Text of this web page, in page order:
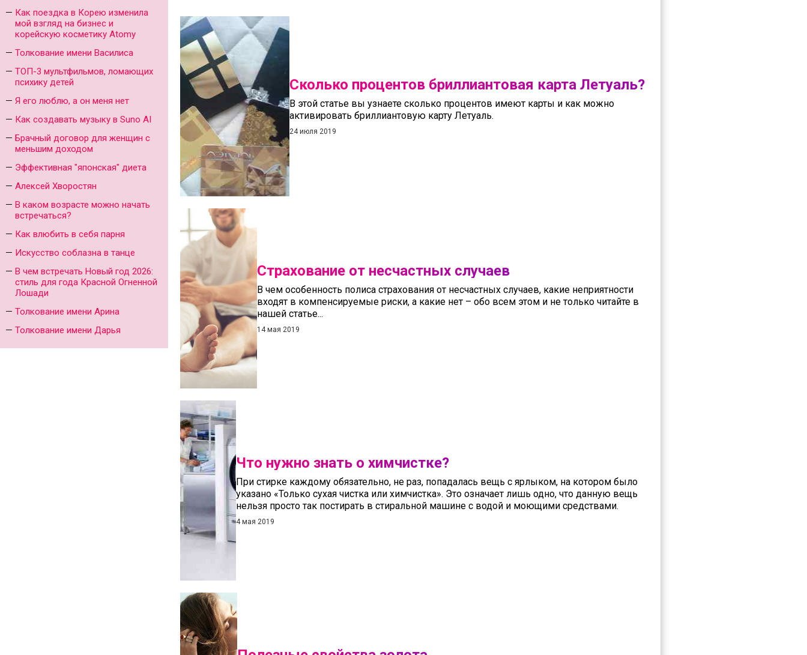
Как поездка в Корею изменила
мой взгляд на бизнес и
корейскую косметику Atomy
Толкование имени Василиса
ТОП-3 мультфильмов, ломающих
психику детей
Я его люблю, а он меня нет
Как создавать музыку в Suno AI
Брачный договор для женщин с
меньшим доходом
Эффективная "японская" диета
Алексей Хворостян
В каком возрасте можно начать
встречаться?
Как влюбить в себя парня
Искусство соблазна в танце
В чем встречать Новый год 2026:
стиль для года Красной Огненной
Лошади
Толкование имени Арина
Толкование имени Дарья
Сколько процентов бриллиантовая карта Летуаль?
В этой статье вы узнаете сколько процентов имеют карты и как можно
активировать бриллиантовую карту Летуаль.
24 июля 2019
Страхование от несчастных случаев
В чем особенность полиса страхования от несчастных случаев, какие неприятности
входят в компенсируемые риски, а какие нет – обо всем этом и не только читайте в
нашей статье...
14 мая 2019
Что нужно знать о химчистке?
При стирке каждому обязательно, не раз, попадалась вещь с ярлыком, на котором было
указано «Только сухая чистка или химчистка». Это означает лишь одно, что данную вещь
нельзя просто так постирать в стиральной машине с водой и моющими средствами.
4 мая 2019